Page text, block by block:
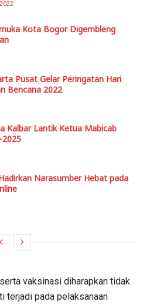
Kota Bogor Digembleng
Pusat Gelar Peringatan Hari
Bencana 2022
Kalbar Lantik Ketua Mabicab
2025
Narasumber Hebat pada
vaksinasi diharapkan tidak
terjadi pada pelaksanaan